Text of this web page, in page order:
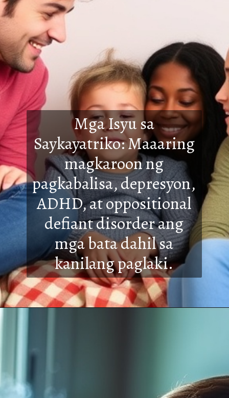
Mga Isyu sa
Saykayatriko: Maaaring
magkaroon ng
pagkabalisa, depresyon,
ADHD, at oppositional
defiant disorder ang
mga bata dahil sa
kanilang paglaki.